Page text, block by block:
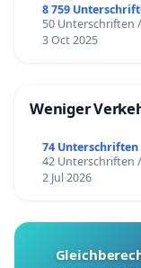
8 759
50 Unterschriften
3 Oct 2025
Weniger
74 Unterschriften
42 Unterschriften
2 Jul 2026